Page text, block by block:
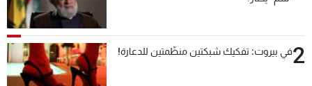
2في بيروت: تفكيك شبكتين منظّمتين للدعارة!